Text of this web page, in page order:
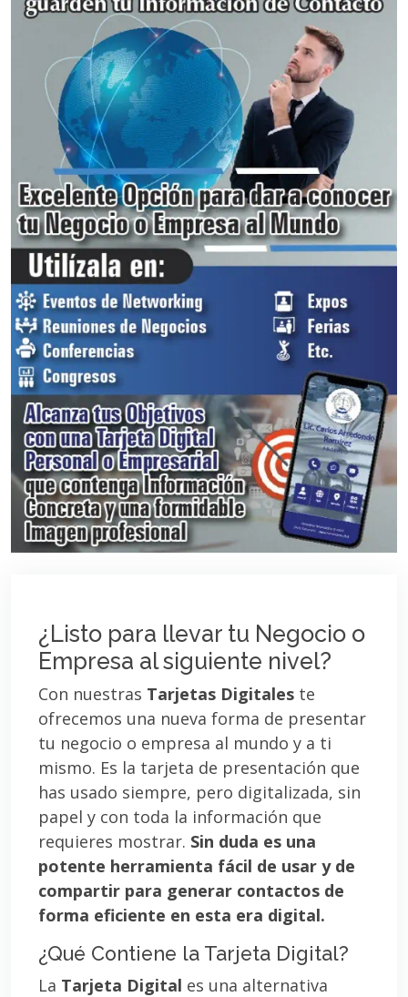
¿Listo para llevar tu Negocio o
Empresa al siguiente nivel?
Con nuestras Tarjetas Digitales te
ofrecemos una nueva forma de presentar
tu negocio o empresa al mundo y a ti
mismo. Es la tarjeta de presentación que
has usado siempre, pero digitalizada, sin
papel y con toda la información que
requieres mostrar. Sin duda es una
potente herramienta fácil de usar y de
compartir para generar contactos de
forma eficiente en esta era digital.
¿Qué Contiene la Tarjeta Digital?
La Tarjeta Digital es una alternativa